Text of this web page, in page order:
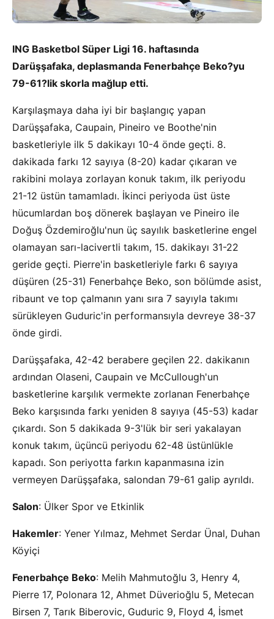
ING Basketbol Süper Ligi 16. haftasında
Darüşşafaka, deplasmanda Fenerbahçe Beko?yu
79-61?lik skorla mağlup etti.
Karşılaşmaya daha iyi bir başlangıç yapan
Darüşşafaka, Caupain, Pineiro ve Boothe'nin
basketleriyle ilk 5 dakikayı 10-4 önde geçti. 8.
dakikada farkı 12 sayıya (8-20) kadar çıkaran ve
rakibini molaya zorlayan konuk takım, ilk periyodu
21-12 üstün tamamladı. İkinci periyoda üst üste
hücumlardan boş dönerek başlayan ve Pineiro ile
Doğuş Özdemiroğlu'nun üç sayılık basketlerine engel
olamayan sarı-lacivertli takım, 15. dakikayı 31-22
geride geçti. Pierre'in basketleriyle farkı 6 sayıya
düşüren (25-31) Fenerbahçe Beko, son bölümde asist,
ribaunt ve top çalmanın yanı sıra 7 sayıyla takımı
sürükleyen Guduric'in performansıyla devreye 38-37
önde girdi.
Darüşşafaka, 42-42 berabere geçilen 22. dakikanın
ardından Olaseni, Caupain ve McCullough'un
basketlerine karşılık vermekte zorlanan Fenerbahçe
Beko karşısında farkı yeniden 8 sayıya (45-53) kadar
çıkardı. Son 5 dakikada 9-3'lük bir seri yakalayan
konuk takım, üçüncü periyodu 62-48 üstünlükle
kapadı. Son periyotta farkın kapanmasına izin
vermeyen Darüşşafaka, salondan 79-61 galip ayrıldı.
Salon: Ülker Spor ve Etkinlik
Hakemler: Yener Yılmaz, Mehmet Serdar Ünal, Duhan
Köyiçi
Fenerbahçe Beko: Melih Mahmutoğlu 3, Henry 4,
Pierre 17, Polonara 12, Ahmet Düverioğlu 5, Metecan
Birsen 7, Tarık Biberovic, Guduric 9, Floyd 4, İsmet